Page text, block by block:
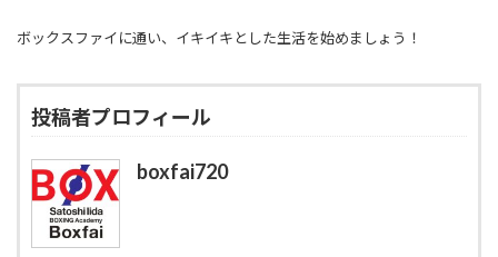
ボックスファイに通い、イキイキとした生活を始めましょう！
投稿者プロフィール
boxfai720